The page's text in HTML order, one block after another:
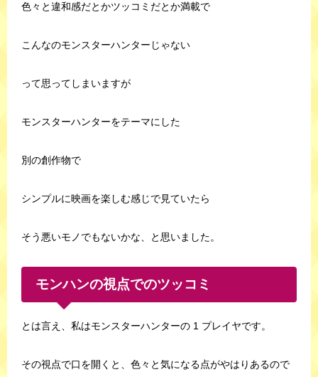
色々と違和感だとかツッコミだとか満載で
こんなのモンスターハンターじゃない
って思ってしまいますが
モンスターハンターをテーマにした
別の創作物で
シンプルに映画を楽しむ感じで見ていたら
そう悪いモノでもないかな、と思いました。
モンハンの視点でのツッコミ
とは言え、私はモンスターハンターの 1 プレイヤです。
その視点で口を開くと、色々と気になる点がやはりあるので